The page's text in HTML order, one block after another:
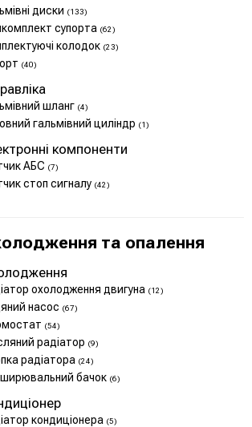
диски (133)
супорта (62)
колодок (23)
(40)
шланг (4)
гальмівний циліндр (1)
компоненти
АБС (7)
стоп сигналу (42)
та опалення
охолодження двигуна (12)
насос (67)
(54)
радіатор (9)
радіатора (24)
бачок (6)
кондиціонера (5)